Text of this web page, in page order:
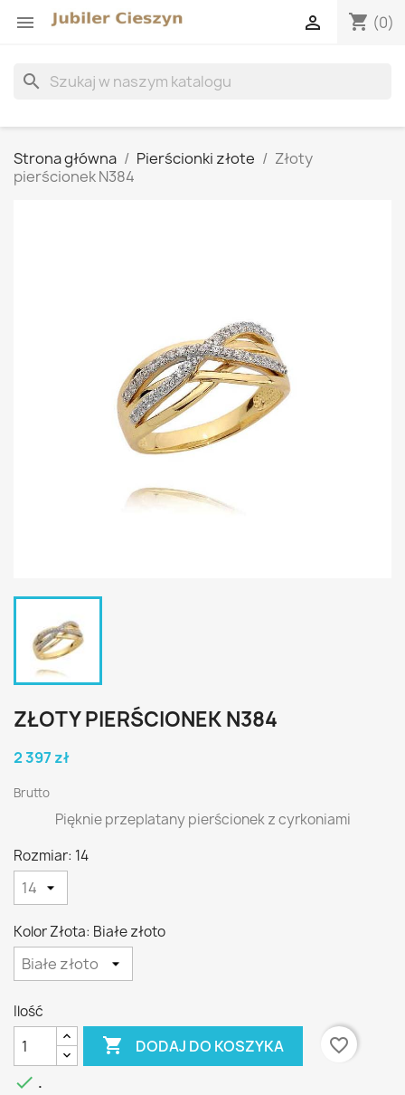
 shopping_cart (0)

search
Strona główna Pierścionki złote
Złoty
pierścionek N384
ZŁOTY PIERŚCIONEK N384
2 397 zł
Brutto
Pięknie przeplatany pierścionek z cyrkoniami
Rozmiar: 14
Kolor Złota: Białe złoto
Ilość
 DODAJ DO KOSZYKA
favorite_border
 .